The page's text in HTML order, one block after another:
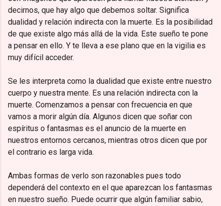
decirnos, que hay algo que debemos soltar. Significa
dualidad y relación indirecta con la muerte. Es la posibilidad
de que existe algo más allá de la vida. Este sueño te pone
a pensar en ello. Y te lleva a ese plano que en la vigilia es
muy difícil acceder.
Se les interpreta como la dualidad que existe entre nuestro
cuerpo y nuestra mente. Es una relación indirecta con la
muerte. Comenzamos a pensar con frecuencia en que
vamos a morir algún día. Algunos dicen que soñar con
espíritus o fantasmas es el anuncio de la muerte en
nuestros entornos cercanos, mientras otros dicen que por
el contrario es larga vida.
Ambas formas de verlo son razonables pues todo
dependerá del contexto en el que aparezcan los fantasmas
en nuestro sueño. Puede ocurrir que algún familiar sabio,